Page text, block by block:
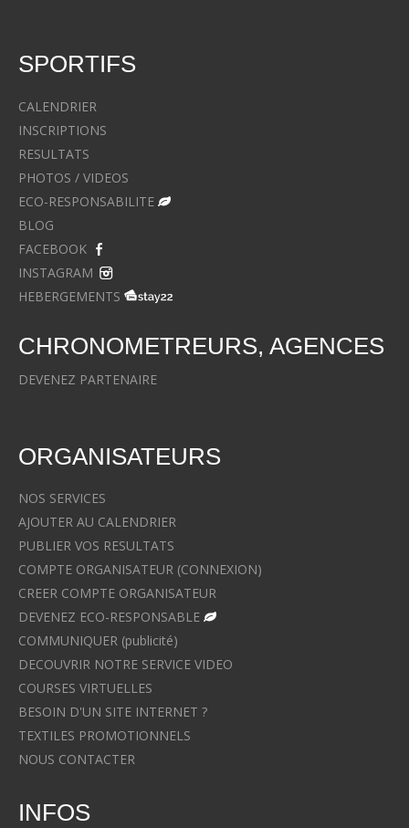
SPORTIFS
CALENDRIER
INSCRIPTIONS
RESULTATS
PHOTOS / VIDEOS
ECO-RESPONSABILITE
BLOG
FACEBOOK
INSTAGRAM
HEBERGEMENTS
CHRONOMETREURS, AGENCES
DEVENEZ PARTENAIRE
ORGANISATEURS
NOS SERVICES
AJOUTER AU CALENDRIER
PUBLIER VOS RESULTATS
COMPTE ORGANISATEUR (CONNEXION)
CREER COMPTE ORGANISATEUR
DEVENEZ ECO-RESPONSABLE
COMMUNIQUER (publicité)
DECOUVRIR NOTRE SERVICE VIDEO
COURSES VIRTUELLES
BESOIN D'UN SITE INTERNET ?
TEXTILES PROMOTIONNELS
NOUS CONTACTER
INFOS